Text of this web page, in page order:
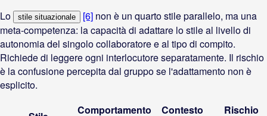
Lo
stile situazionale [6] non è un quarto stile parallelo, ma una
meta-competenza: la capacità di adattare lo stile al livello di
autonomia del singolo collaboratore e al tipo di compito.
Richiede di leggere ogni interlocutore separatamente. Il rischio
è la confusione percepita dal gruppo se l'adattamento non è
esplicito.
Comportamento
Contesto
Rischio